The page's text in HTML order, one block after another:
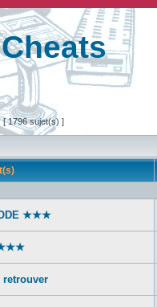
[ 1796 sujet(s) ]
★★★
★★★
retrouver‎